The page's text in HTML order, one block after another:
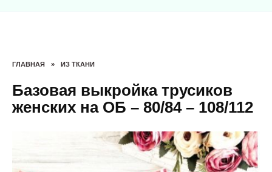
ГЛАВНАЯ » ИЗ ТКАНИ
Базовая выкройка трусиков
женских на ОБ – 80/84 – 108/112